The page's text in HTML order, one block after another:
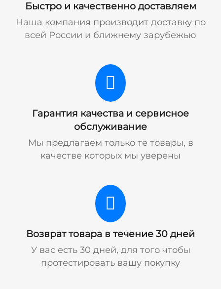
Быстро и качественно доставляем
Наша компания производит доставку по
всей России и ближнему зарубежью
Гарантия качества и сервисное
обслуживание
Мы предлагаем только те товары, в
качестве которых мы уверены
Возврат товара в течение 30 дней
У вас есть 30 дней, для того чтобы
протестировать вашу покупку